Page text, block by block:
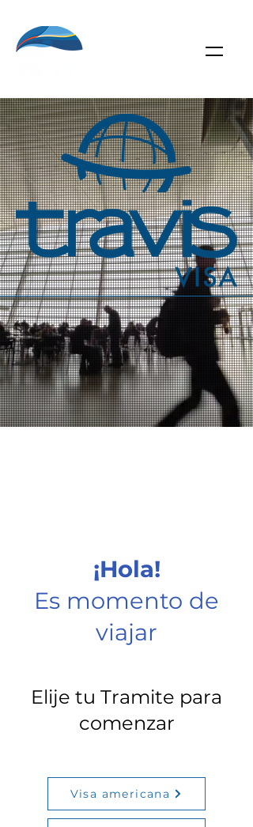
¡Hola!
Es momento de
viajar
Elije tu Tramite para
comenzar
Visa americana